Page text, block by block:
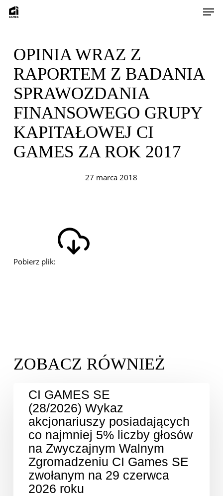
Skip
OPINIA WRAZ Z
RAPORTEM Z BADANIA
SPRAWOZDANIA
FINANSOWEGO GRUPY
KAPITAŁOWEJ CI
GAMES ZA ROK 2017
27 marca 2018
Pobierz plik:
CI GAMES SE
(28/2026) Wykaz
akcjonariuszy posiadających
co najmniej 5% liczby głosów
na Zwyczajnym Walnym
Zgromadzeniu CI Games SE
zwołanym na 29 czerwca
2026 roku